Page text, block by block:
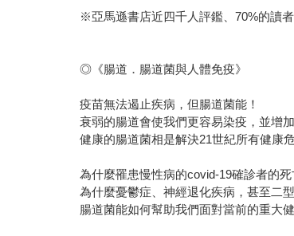
※亞馬遜書店近四千人評鑑、70%的讀
◎《腸道．腸道菌與人體免疫》
疫苗無法遏止疾病，但腸道菌能！
衰弱的腸道會使我們更容易染疫，並增
健康的腸道菌相是解決21世紀所有健康
為什麼罹患慢性病的covid-19確診者的死
為什麼憂鬱症、神經退化疾病，甚至二
腸道菌能如何幫助我們面對當前的重大